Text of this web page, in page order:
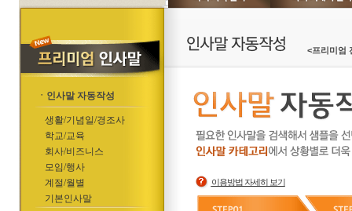
ㆍ인사말 자동작성
생활/기념일/경조사
학교/교육
회사/비즈니스
모임/행사
계절/월별
기본인사말
<프리미엄
이용방법 자세히 보기